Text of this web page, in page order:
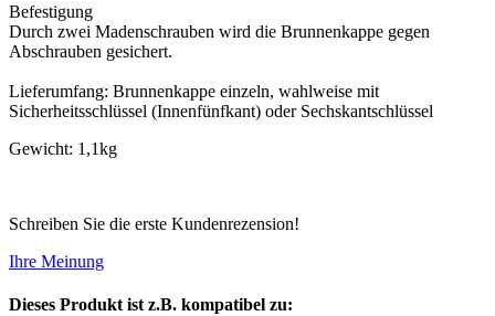
Befestigung
Durch zwei Madenschrauben wird die Brunnenkappe gegen
Abschrauben gesichert.
Lieferumfang: Brunnenkappe einzeln, wahlweise mit
Sicherheitsschlüssel (Innenfünfkant) oder Sechskantschlüssel
Gewicht: 1,1kg
Schreiben Sie die erste Kundenrezension!
Ihre Meinung
Dieses Produkt ist z.B. kompatibel zu: